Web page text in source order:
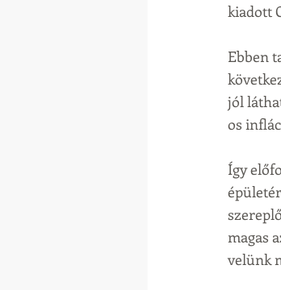
kiadott
Ebben
jól
os
Így
magas
velünk